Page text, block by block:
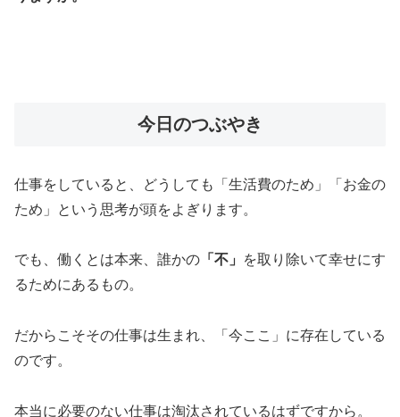
今日のつぶやき
仕事をしていると、どうしても「生活費のため」「お金の
ため」という思考が頭をよぎります。
でも、働くとは本来、誰かの 「不」
を取り除いて幸せにす
るためにあるもの。
だからこそその仕事は生まれ、「今ここ」に存在している
のです。
本当に必要のない仕事は淘汰されているはずですから。